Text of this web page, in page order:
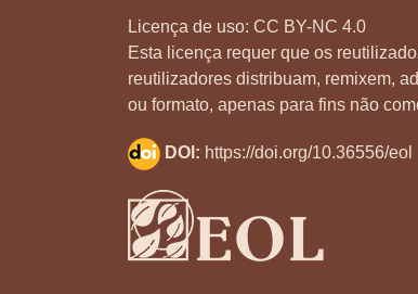
Licença de uso: CC BY-NC 4.0
Esta licença requer que os
reutilizadores distribuam, remixem,
ou formato, apenas para fins não
DOI: https://doi.org/10.36556/eol